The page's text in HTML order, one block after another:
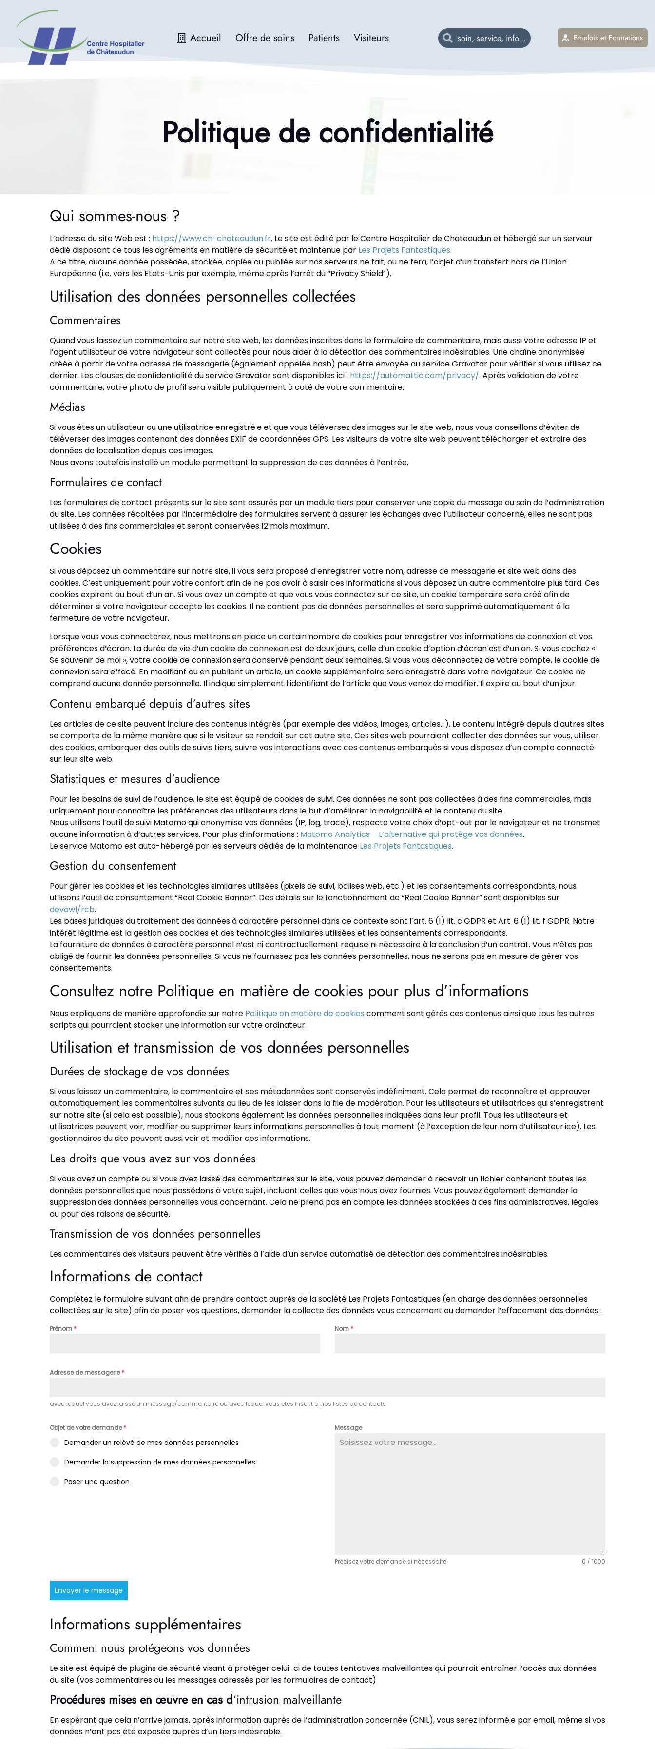
Accueil Offre de soins Patients Visiteurs Emplois et Formations
Politique de confidentialité
Qui sommes-nous ?
L’adresse du site Web est : https://www.ch-chateaudun.fr. Le site est édité par le Centre Hospitalier de Chateaudun et hébergé sur un serveur
dédié disposant de tous les agréments en matière de sécurité et maintenue par Les Projets Fantastiques.
A ce titre, aucune donnée possédée, stockée, copiée ou publiée sur nos serveurs ne fait, ou ne fera, l’objet d’un transfert hors de l’Union
Européenne (i.e. vers les Etats-Unis par exemple, même après l’arrêt du “Privacy Shield”).
Utilisation des données personnelles collectées
Commentaires
Quand vous laissez un commentaire sur notre site web, les données inscrites dans le formulaire de commentaire, mais aussi votre adresse IP et
l’agent utilisateur de votre navigateur sont collectés pour nous aider à la détection des commentaires indésirables. Une chaîne anonymisée
créée à partir de votre adresse de messagerie (également appelée hash) peut être envoyée au service Gravatar pour vérifier si vous utilisez ce
dernier. Les clauses de confidentialité du service Gravatar sont disponibles ici : https://automattic.com/privacy/. Après validation de votre
commentaire, votre photo de profil sera visible publiquement à coté de votre commentaire.
Médias
Si vous êtes un utilisateur ou une utilisatrice enregistré·e et que vous téléversez des images sur le site web, nous vous conseillons d’éviter de
téléverser des images contenant des données EXIF de coordonnées GPS. Les visiteurs de votre site web peuvent télécharger et extraire des
données de localisation depuis ces images.
Nous avons toutefois installé un module permettant la suppression de ces données à l’entrée.
Formulaires de contact
Les formulaires de contact présents sur le site sont assurés par un module tiers pour conserver une copie du message au sein de l’administration
du site. Les données récoltées par l’intermédiaire des formulaires servent à assurer les échanges avec l’utilisateur concerné, elles ne sont pas
utilisées à des fins commerciales et seront conservées 12 mois maximum.
Cookies
Si vous déposez un commentaire sur notre site, il vous sera proposé d’enregistrer votre nom, adresse de messagerie et site web dans des
cookies. C’est uniquement pour votre confort afin de ne pas avoir à saisir ces informations si vous déposez un autre commentaire plus tard. Ces
cookies expirent au bout d’un an. Si vous avez un compte et que vous vous connectez sur ce site, un cookie temporaire sera créé afin de
déterminer si votre navigateur accepte les cookies. Il ne contient pas de données personnelles et sera supprimé automatiquement à la
fermeture de votre navigateur.
Lorsque vous vous connecterez, nous mettrons en place un certain nombre de cookies pour enregistrer vos informations de connexion et vos
préférences d’écran. La durée de vie d’un cookie de connexion est de deux jours, celle d’un cookie d’option d’écran est d’un an. Si vous cochez «
Se souvenir de moi », votre cookie de connexion sera conservé pendant deux semaines. Si vous vous déconnectez de votre compte, le cookie de
connexion sera effacé. En modifiant ou en publiant un article, un cookie supplémentaire sera enregistré dans votre navigateur. Ce cookie ne
comprend aucune donnée personnelle. Il indique simplement l’identifiant de l’article que vous venez de modifier. Il expire au bout d’un jour.
Contenu embarqué depuis d’autres sites
Les articles de ce site peuvent inclure des contenus intégrés (par exemple des vidéos, images, articles…). Le contenu intégré depuis d’autres sites
se comporte de la même manière que si le visiteur se rendait sur cet autre site. Ces sites web pourraient collecter des données sur vous, utiliser
des cookies, embarquer des outils de suivis tiers, suivre vos interactions avec ces contenus embarqués si vous disposez d’un compte connecté
sur leur site web.
Statistiques et mesures d’audience
Pour les besoins de suivi de l’audience, le site est équipé de cookies de suivi. Ces données ne sont pas collectées à des fins commerciales, mais
uniquement pour connaître les préférences des utilisateurs dans le but d’améliorer la navigabilité et le contenu du site.
Nous utilisons l’outil de suivi Matomo qui anonymise vos données (IP, log, trace), respecte votre choix d’opt-out par le navigateur et ne transmet
aucune information à d’autres services. Pour plus d’informations : Matomo Analytics – L’alternative qui protège vos données.
Le service Matomo est auto-hébergé par les serveurs dédiés de la maintenance Les Projets Fantastiques.
Gestion du consentement
Pour gérer les cookies et les technologies similaires utilisées (pixels de suivi, balises web, etc.) et les consentements correspondants, nous
utilisons l’outil de consentement “Real Cookie Banner”. Des détails sur le fonctionnement de “Real Cookie Banner” sont disponibles sur
devowl/rcb.
Les bases juridiques du traitement des données à caractère personnel dans ce contexte sont l’art. 6 (1) lit. c GDPR et Art. 6 (1) lit. f GDPR. Notre
intérêt légitime est la gestion des cookies et des technologies similaires utilisées et les consentements correspondants.
La fourniture de données à caractère personnel n’est ni contractuellement requise ni nécessaire à la conclusion d’un contrat. Vous n’êtes pas
obligé de fournir les données personnelles. Si vous ne fournissez pas les données personnelles, nous ne serons pas en mesure de gérer vos
consentements.
Consultez notre Politique en matière de cookies pour plus d’informations
Nous expliquons de manière approfondie sur notre Politique en matière de cookies comment sont gérés ces contenus ainsi que tous les autres
scripts qui pourraient stocker une information sur votre ordinateur.
Utilisation et transmission de vos données personnelles
Durées de stockage de vos données
Si vous laissez un commentaire, le commentaire et ses métadonnées sont conservés indéfiniment. Cela permet de reconnaître et approuver
automatiquement les commentaires suivants au lieu de les laisser dans la file de modération. Pour les utilisateurs et utilisatrices qui s’enregistrent
sur notre site (si cela est possible), nous stockons également les données personnelles indiquées dans leur profil. Tous les utilisateurs et
utilisatrices peuvent voir, modifier ou supprimer leurs informations personnelles à tout moment (à l’exception de leur nom d’utilisateur·ice). Les
gestionnaires du site peuvent aussi voir et modifier ces informations.
Les droits que vous avez sur vos données
Si vous avez un compte ou si vous avez laissé des commentaires sur le site, vous pouvez demander à recevoir un fichier contenant toutes les
données personnelles que nous possédons à votre sujet, incluant celles que vous nous avez fournies. Vous pouvez également demander la
suppression des données personnelles vous concernant. Cela ne prend pas en compte les données stockées à des fins administratives, légales
ou pour des raisons de sécurité.
Transmission de vos données personnelles
Les commentaires des visiteurs peuvent être vérifiés à l’aide d’un service automatisé de détection des commentaires indésirables.
Informations de contact
Complétez le formulaire suivant afin de prendre contact auprès de la société Les Projets Fantastiques (en charge des données personnelles
collectées sur le site) afin de poser vos questions, demander la collecte des données vous concernant ou demander l’effacement des données :
Prénom* Nom*
Adresse de messagerie*
avec lequel vous avez laissé un message/commentaire ou avec lequel vous êtes inscrit à nos listes de contacts
Objet de votre demande*
Demander un relévé de mes données personnelles
Demander la suppression de mes données personnelles
Poser une question
Message
Précisez votre demande si nécessaire 0 / 1000
Envoyer le message
Informations supplémentaires
Comment nous protégeons vos données
Le site est équipé de plugins de sécurité visant à protéger celui-ci de toutes tentatives malveillantes qui pourrait entraîner l’accès aux données
du site (vos commentaires ou les messages adressés par les formulaires de contact)
Procédures mises en œuvre en cas d‘intrusion malveillante
En espérant que cela n’arrive jamais, après information auprès de l’administration concernée (CNIL), vous serez informé.e par email, même si vos
données n’ont pas été exposée auprès d’un tiers indésirable.